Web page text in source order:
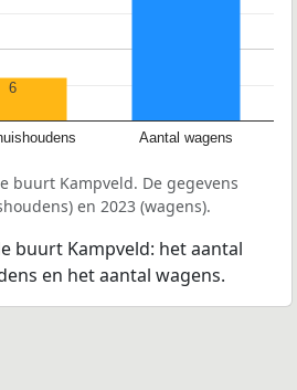
Aantal wagens
6
buurt Kampveld. De gegevens
en 2023 (wagens).
buurt Kampveld: het aantal
en het aantal wagens.